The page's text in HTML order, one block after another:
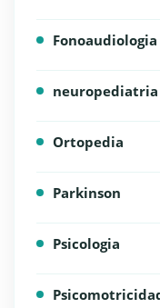
Fonoaudiologia
neuropediatria
Ortopedia
Parkinson
Psicologia